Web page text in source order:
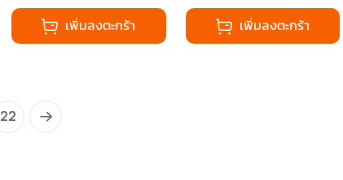
เพิ่มลงตะกร้า
เพิ่มลงตะกร้า
22